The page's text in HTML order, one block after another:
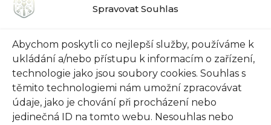
Spravovat Souhlas
Abychom poskytli co nejlepší služby, používáme k
ukládání a/nebo přístupu k informacím o zařízení,
technologie jako jsou soubory cookies. Souhlas s
těmito technologiemi nám umožní zpracovávat
údaje, jako je chování při procházení nebo
jedinečná ID na tomto webu. Nesouhlas nebo
Pokud to nevyjde, nezoufejte!
Další možností ⁤je⁢ vyzkoušet hledání klíčů
pomocí mobilní aplikace. Některé ⁢Fabie mají
novou technologii, která vám umožní najít klíče
přes ⁢Bluetooth signál. Stačí si stáhnout aplikaci
do svého chytrého telefonu a sledovat signál,
který vám pomůže najít ztracené klíče. Pokud